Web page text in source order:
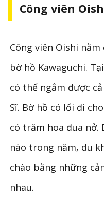
Công viên
Công viên Oishi
bờ hồ Kawaguchi.
có thể ngắm được
Sĩ. Bờ hồ có lối đi
có trăm hoa đua nở.
nào trong năm, du
chào bằng những
nhau.